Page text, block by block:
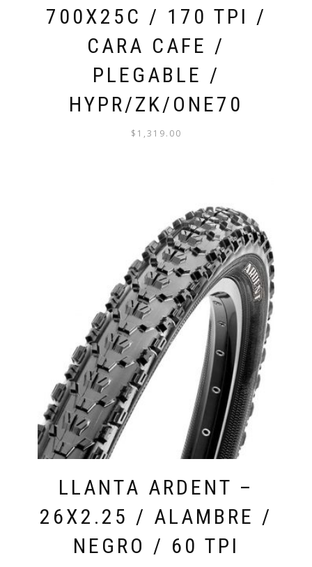
700X25C / 170 TPI /
CARA CAFE /
PLEGABLE /
HYPR/ZK/ONE70
$ 1,319.00
LLANTA ARDENT –
26X2.25 / ALAMBRE /
NEGRO / 60 TPI